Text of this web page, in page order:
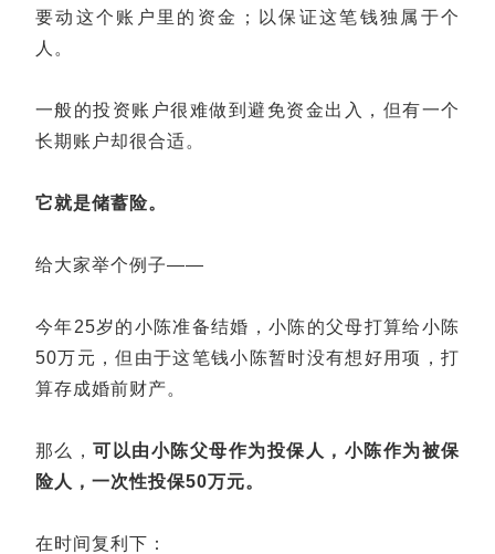
要动这个账户里的资金；以保证这笔钱独属于个
人。
一般的投资账户很难做到避免资金出入，但有一个
长期账户却很合适。
它就是储蓄险。
给大家举个例子——
今年25岁的小陈准备结婚，小陈的父母打算给小陈
50万元，但由于这笔钱小陈暂时没有想好用项，打
算存成婚前财产。
那么，可以由小陈父母作为投保人，小陈作为被保
险人，一次性投保50万元。
在时间复利下：